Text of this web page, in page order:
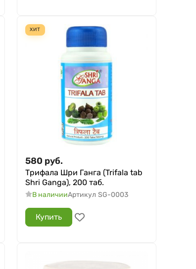
ХИТ
580 руб.
Трифала Шри Ганга (Trifala tab
Shri Ganga), 200 таб.
В наличииАртикул SG-0003
Купить